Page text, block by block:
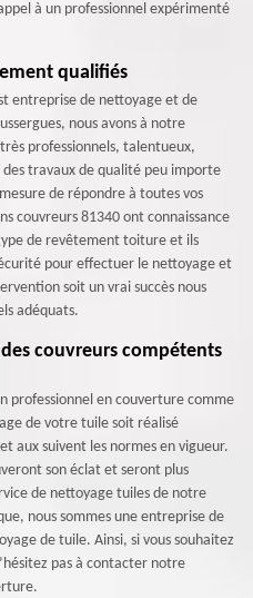
à un professionnel expérimenté
qualifiés
entreprise de nettoyage et de
nous avons à notre
professionnels, talentueux,
travaux de qualité peu importe
de répondre à toutes vos
couvreurs 81340 ont connaissance
de revêtement toiture et ils
pour effectuer le nettoyage et
soit un vrai succès nous
adéquats.
couvreurs compétents
professionnel en couverture comme
de votre tuile soit réalisé
aux suivent les normes en vigueur.
son éclat et seront plus
de nettoyage tuiles de notre
nous sommes une entreprise de
de tuile. Ainsi, si vous souhaitez
pas à contacter notre